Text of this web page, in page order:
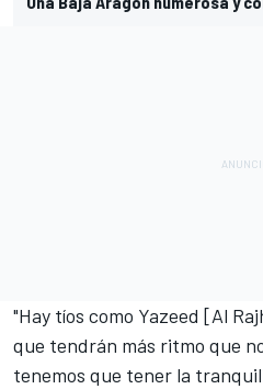
"Hay tíos como Yazeed [Al
que tendrán más ritmo que
tenemos que tener la